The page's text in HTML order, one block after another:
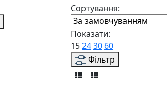
Сортування:
Показати:
152430 60
Фільтр